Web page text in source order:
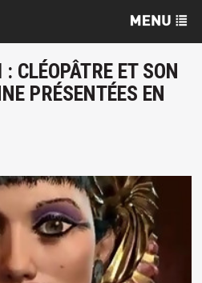
CLÉOPÂTRE ET SON
PRÉSENTÉES EN